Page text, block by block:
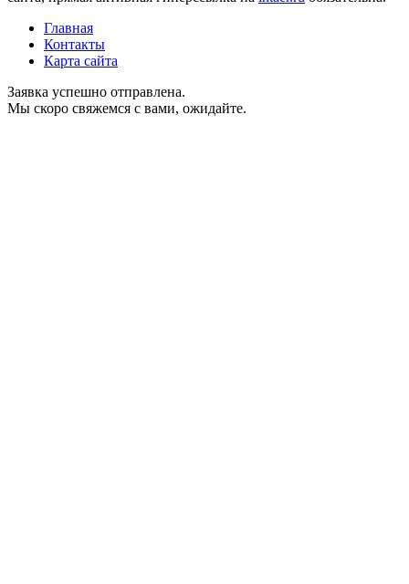
Главная
Контакты
Карта сайта
Заявка успешно отправлена.
Мы скоро свяжемся с вами, ожидайте.